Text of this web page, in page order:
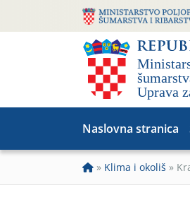
Naslovna stranica
» Klima i okoliš »